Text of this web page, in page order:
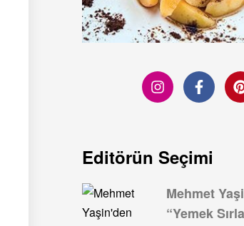
Editörün Seçimi
Mehmet
“Yemek